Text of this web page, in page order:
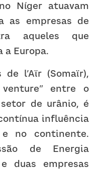
Níger atuavam
as empresas de
aqueles que
a Europa.
l’Aïr (Somaïr),
entre o
de urânio, é
influência
no continente.
de Energia
duas empresas